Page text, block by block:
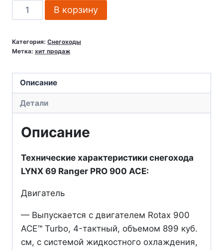
Количество
товара
BRP
69
Ranger
PRO
900
ACE
В корзину
Категория: Снегоходы
Метка: хит продаж
Описание
Детали
Описание
Технические характеристики снегохода
LYNX 69 Ranger PRO 900 ACE:
Двигатель
— Выпускается с двигателем Rotax 900
ACE™ Turbo, 4-тактный, объемом 899 куб.
см, с системой жидкостного охлаждения,